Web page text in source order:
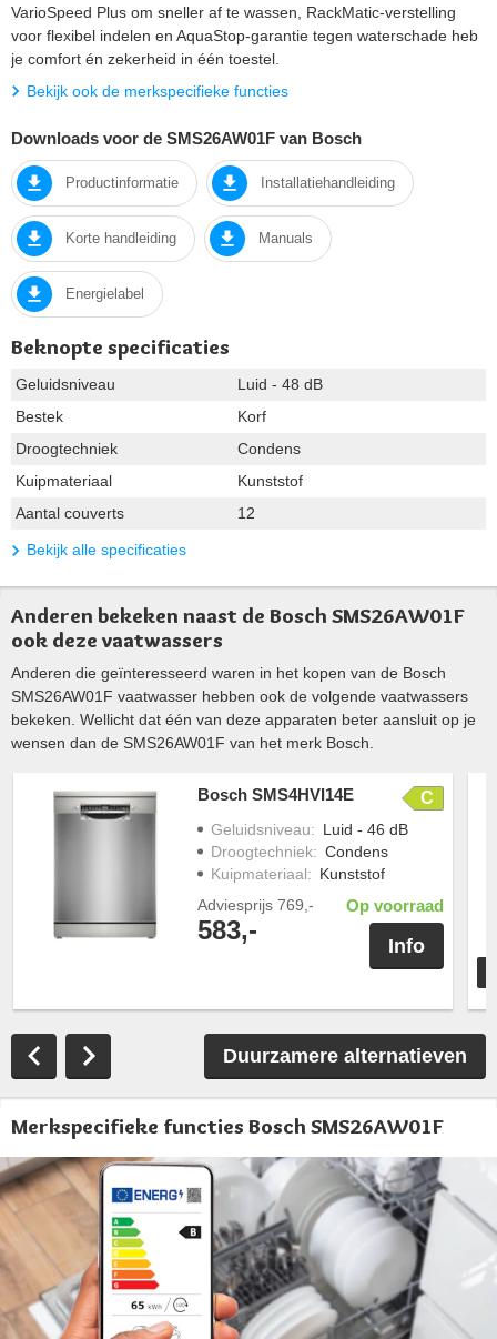
VarioSpeed Plus om sneller af te wassen, RackMatic-verstelling
voor flexibel indelen en AquaStop-garantie tegen waterschade heb
je comfort én zekerheid in één toestel.
Bekijk ook de merkspecifieke functies
Downloads voor de SMS26AW01F van Bosch
Productinformatie Installatiehandleiding
Korte handleiding Manuals
Energielabel
Beknopte specificaties
Geluidsniveau
Luid - 48 dB
Bestek
Korf
Droogtechniek
Condens
Kuipmateriaal
Kunststof
Aantal couverts
12
Bekijk alle specificaties
Anderen bekeken naast de Bosch SMS26AW01F
ook deze vaatwassers
Anderen die geïnteresseerd waren in het kopen van de Bosch
SMS26AW01F vaatwasser hebben ook de volgende vaatwassers
bekeken. Wellicht dat één van deze apparaten beter aansluit op je
wensen dan de SMS26AW01F van het merk Bosch.
Bosch SMS4HVI14E C
Geluidsniveau: Luid - 46 dB
Droogtechniek: Condens
Kuipmateriaal: Kunststof
Adviesprijs 769,-
583,-
Op voorraad
Info
Duurzamere alternatieven
Merkspecifieke functies Bosch SMS26AW01F